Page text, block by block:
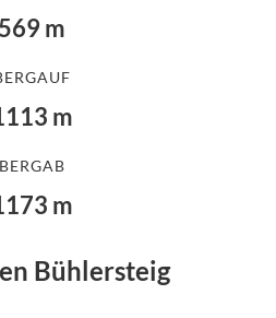
569m
m
BERGAB
m
Bühlersteig